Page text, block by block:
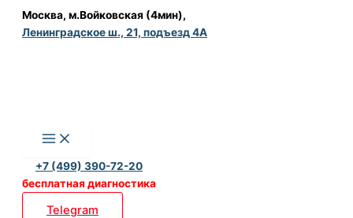
Перейти
Москва, м.Войковская (4мин),
Ленинградское ш., 21, подъезд 4А
+7 (499) 390-72-20
бесплатная диагностика
Telegram